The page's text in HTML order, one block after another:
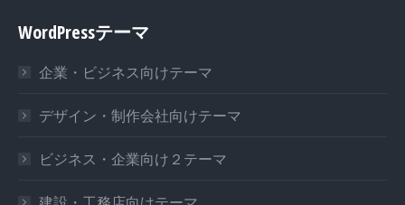
opens
new
window
opens
new
window
opens
new
window
WordPressテーマ
企業・ビジネス向けテーマ
デザイン・制作会社向けテーマ
ビジネス・企業向け２テーマ